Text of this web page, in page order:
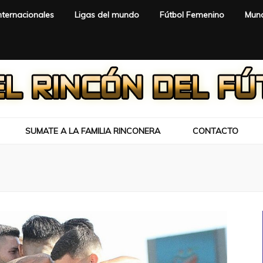
Ligas del mundo Fútbol Femenino
SUMATE A LA FAMILIA RINCONERA CONTACTO